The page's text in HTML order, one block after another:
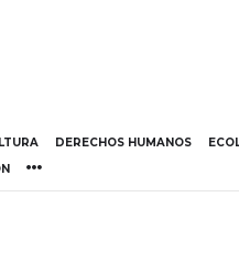
DERECHOS HUMANOS